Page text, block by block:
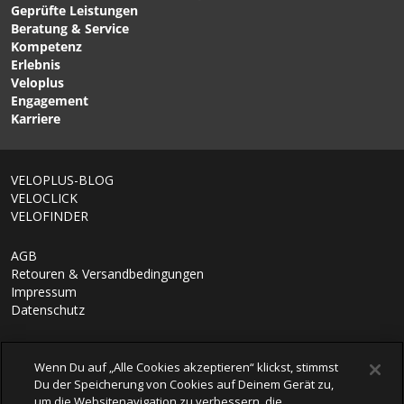
FRAME-PACK RC
TOPTUBE Rahmentasche
von ORTLIEB
Geprüfte Leistungen
Beratung & Service
Kompetenz
Erlebnis
Veloplus
Engagement
Karriere
VELOPLUS-BLOG
VELOCLICK
VELOFINDER
AGB
Retouren & Versandbedingungen
Impressum
Datenschutz
Wenn Du auf „Alle Cookies akzeptieren“ klickst, stimmst
Du der Speicherung von Cookies auf Deinem Gerät zu,